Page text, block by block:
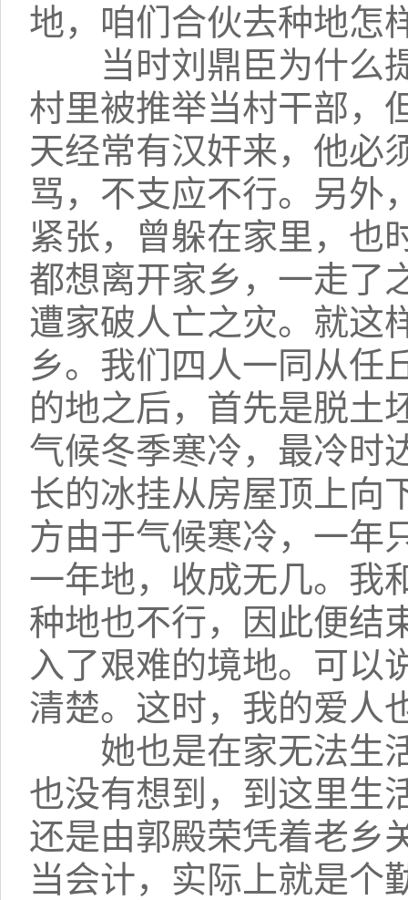
地，咱们合伙去种地怎
当时刘鼎臣为什么提
村里被推举当村干部，
天经常有汉奸来，他必
骂，不支应不行。另外
紧张，曾躲在家里，也
都想离开家乡，一走了
遭家破人亡之灾。就这
乡。我们四人一同从任
的地之后，首先是脱土
气候冬季寒冷，最冷
长的冰挂从房屋顶上向
方由于气候寒冷，一年
一年地，收成无几。我
种地也不行，因此便结
入了艰难的境地。可以
清楚。这时，我的爱人
她也是在家无法生活
也没有想到，到这里生
还是由郭殿荣凭着老乡
当会计，实际上就是个